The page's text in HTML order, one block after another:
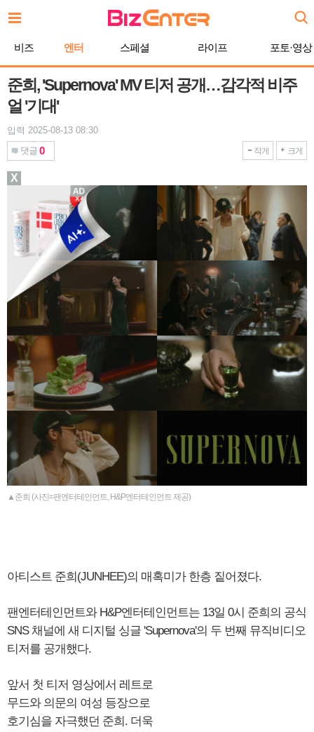
문
비즈 엔터 스페셜 라이프 포토·영상
준희, 'Supernova' MV 티저 공개…감각적 비주
얼 '기대'
입력 2025-08-13 08:30
댓글 0 작게 크게
▲준희 (사진=팬엔터테인먼트, H&P엔터테인먼트 제공)
아티스트 준희(JUNHEE)의 매혹미가 한층 짙어졌다.
팬엔터테인먼트와 H&P엔터테인먼트는 13일 0시 준희의 공식
SNS 채널에 새 디지털 싱글 'Supernova'의 두 번째 뮤직비디오
티저를 공개했다.
앞서 첫 티저 영상에서 레트로
무드와 의문의 여성 등장으로
호기심을 자극했던 준희. 더욱
X